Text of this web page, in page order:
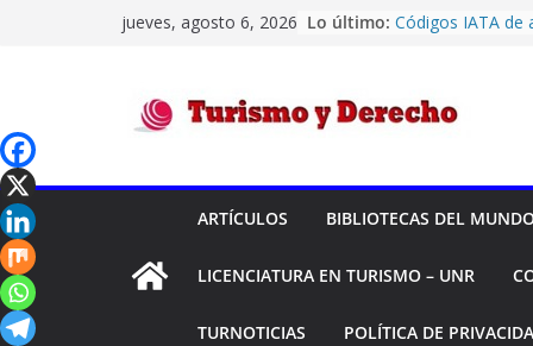
jueves, agosto 6, 2026 Lo último: Códigos IATA de
Montreal -
Transporte
equipaje –
El turismo
durante el primer
Turismo
Derecho
ARTÍCULOS BIBLIOTECAS DEL
LICENCIATURA EN TURISMO – UNR
TURNOTICIAS POLÍTICA DE